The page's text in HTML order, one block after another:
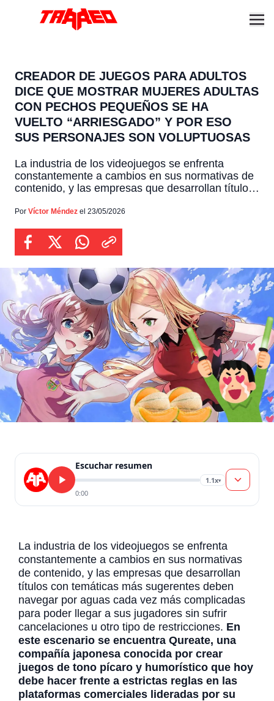
CREADOR DE JUEGOS PARA ADULTOS
DICE QUE MOSTRAR MUJERES ADULTAS
CON PECHOS PEQUEÑOS SE HA
VUELTO “ARRIESGADO” Y POR ESO
SUS PERSONAJES SON VOLUPTUOSAS
La industria de los videojuegos se enfrenta
constantemente a cambios en sus normativas de
contenido, y las empresas que desarrollan títulos
aguas cada vez más complicadas para poder
otro tipo de restricciones. En este escenario se
encuentra Qureate, una compañía […]
Por Víctor Méndez el 23/05/2026
Escuchar resumen
1.1x▾
0:00
La industria de los videojuegos se enfrenta
constantemente a cambios en sus normativas
de contenido, y las empresas que desarrollan
títulos con temáticas más sugerentes deben
navegar por aguas cada vez más complicadas
para poder llegar a sus jugadores sin sufrir
cancelaciones u otro tipo de restricciones. En
este escenario se encuentra Qureate, una
compañía japonesa conocida por crear
juegos de tono pícaro y humorístico que hoy
debe hacer frente a estrictas reglas en las
plataformas comerciales lideradas por su